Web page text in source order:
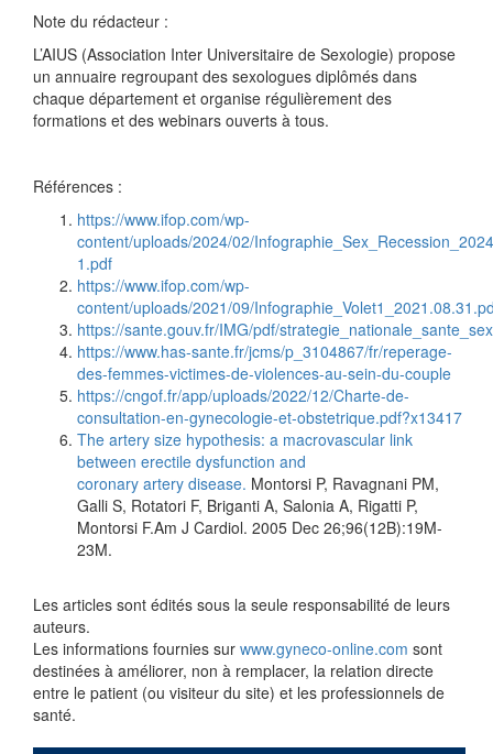
Note du rédacteur :
L’AIUS (Association Inter Universitaire de Sexologie) propose
un annuaire regroupant des sexologues diplômés dans
chaque département et organise régulièrement des
formations et des webinars ouverts à tous.
Références :
https://www.ifop.com/wp-
content/uploads/2024/02/
1.pdf
https://www.ifop.com/wp-
content/uploads/2021/09/
https://sante.gouv.fr/IMG/pdf/
https://www.has-sante.fr/jcms/p_3104867/fr/reperage-
des-femmes-victimes-de-violences-au-sein-du-couple
https://cngof.fr/app/uploads/2022/12/Charte-de-
consultation-en-gynecologie-et-obstetrique.pdf?x13417
The artery size hypothesis: a macrovascular link
between erectile dysfunction and
coronary artery disease. Montorsi P, Ravagnani PM,
Galli S, Rotatori F, Briganti A, Salonia A, Rigatti P,
Montorsi F.Am J Cardiol. 2005 Dec 26;96(12B):19M-
23M.
Les articles sont édités sous la seule responsabilité de leurs
auteurs.
Les informations fournies sur www.gyneco-online.com sont
destinées à améliorer, non à remplacer, la relation directe
entre le patient (ou visiteur du site) et les professionnels de
santé.